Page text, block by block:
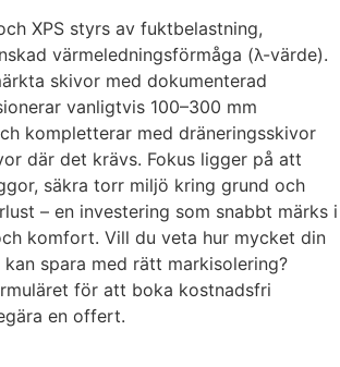
XPS styrs av fuktbelastning,
värmeledningsförmåga (λ-värde).
skivor med dokumenterad
vanligtvis 100–300 mm
kompletterar med dräneringsskivor
där det krävs. Fokus ligger på att
säkra torr miljö kring grund och
– en investering som snabbt märks i
komfort. Vill du veta hur mycket din
spara med rätt markisolering?
för att boka kostnadsfri
en offert.